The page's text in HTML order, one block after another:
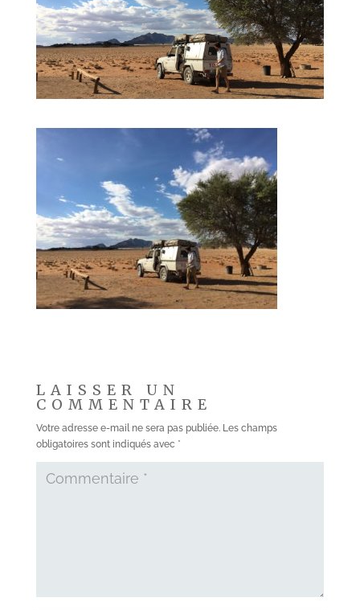
LAISSER UN
COMMENTAIRE
Votre adresse e-mail ne sera pas publiée. Les champs
obligatoires sont indiqués avec *